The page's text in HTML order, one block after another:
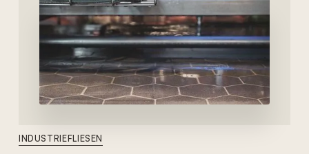
INDUSTRIEFLIESEN